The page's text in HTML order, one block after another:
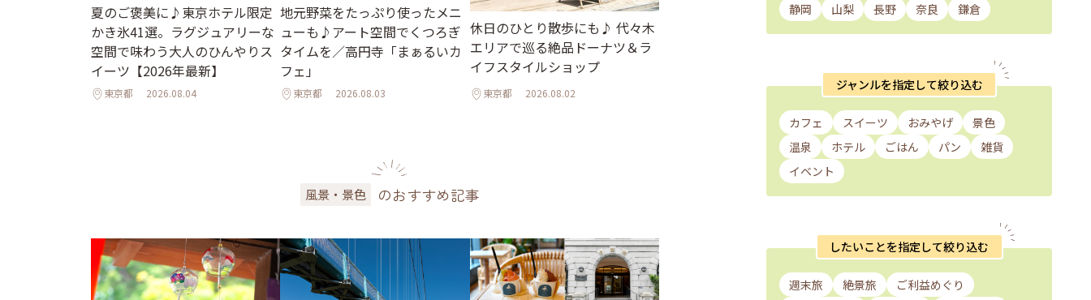
夏のご褒美に♪東京ホテル限定
かき氷41選。ラグジュアリーな
空間で味わう大人のひんやりス
イーツ【2026年最新】
東京都 2026.08.04
地元野菜をたっぷり使ったメニ
ューも♪アート空間でくつろぎ
タイムを／高円寺「まぁるいカ
フェ」
東京都 2026.08.03
休日のひとり散歩にも♪ 代々木
エリアで巡る絶品ドーナツ＆ラ
イフスタイルショップ
東京都 2026.08.02
風景・景色 のおすすめ記事
静岡
山梨 長野 奈良 鎌倉
ジャンルを指定して絞り込む
カフェ スイーツ おみやげ
景色
温泉
ホテル ごはん パン
雑貨
イベント
したいことを指定して絞り込む
週末旅 絶景旅
ご利益めぐり